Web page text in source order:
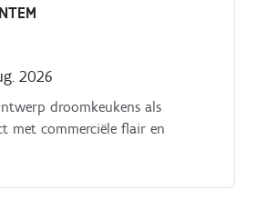
2026
droomkeukens als
met commerciële flair en